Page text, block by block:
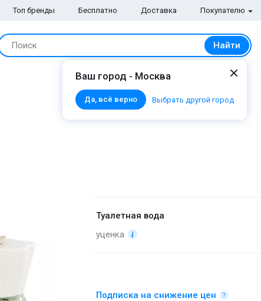
Топ бренды Бесплатно Доставка Покупателю
Поиск Найти
Ваш город - Москва
Да, всё верно Выбрать другой город
Туалетная вода
уценка
Подписка на снижение цен